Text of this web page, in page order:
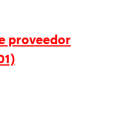
proveedor